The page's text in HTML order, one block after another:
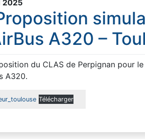
2025
A320 –
du CLAS de Perpignan pour
A320.
Télécharger